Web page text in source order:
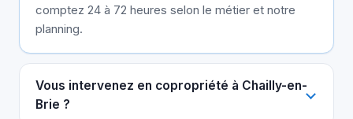
comptez 24 à 72 heures selon le métier et notre
planning.
Vous intervenez en copropriété à Chailly-en-
Brie ?